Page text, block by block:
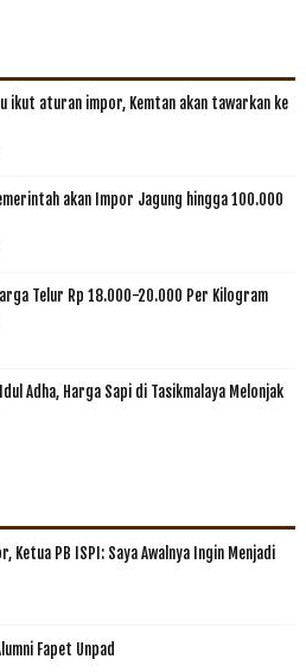
ikut aturan impor, Kemtan akan tawarkan ke
akan Impor Jagung hingga 100.000
Telur Rp 18.000-20.000 Per Kilogram
Adha, Harga Sapi di Tasikmalaya Melonjak
Ketua PB ISPI: Saya Awalnya Ingin Menjadi
Fapet Unpad